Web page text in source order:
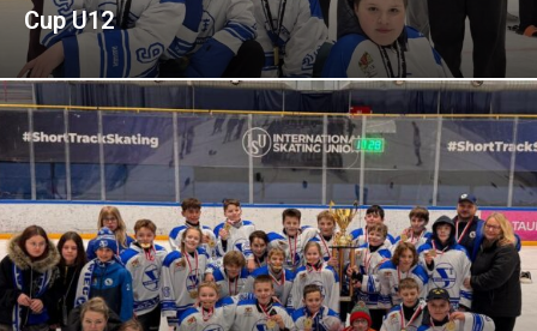
Cup U12